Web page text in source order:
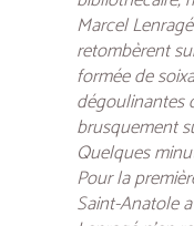
Marcel
retombèrent
formée de
dégoulinantes
brusquement
Quelques
Pour la
Saint-Anatole